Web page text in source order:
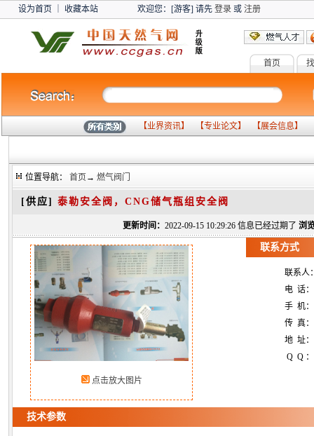
设为首页 收藏本站 欢迎您：[游客] 请先 登录或 注册
首页
燃气设备
【业界资讯】 【专业论文】 【展会信息】
位置导航： 首页 → 燃气阀门
[供应] 泰勒安全阀，CNG储气瓶组安全阀
更新时间： 2022-09-15 10:29:26 信息已经过期了 浏
点击放大图片
联系方式
联系人
电 话：
手 机：
传 真：
地 址：
Q Q ：
技术参数